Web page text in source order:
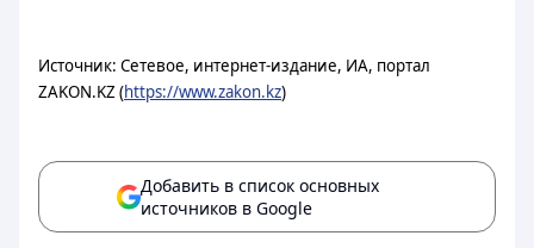
Источник: Сетевое, интернет-издание, ИА, портал
ZAKON.KZ (https://www.zakon.kz)
Добавить в список основных
источников в Google